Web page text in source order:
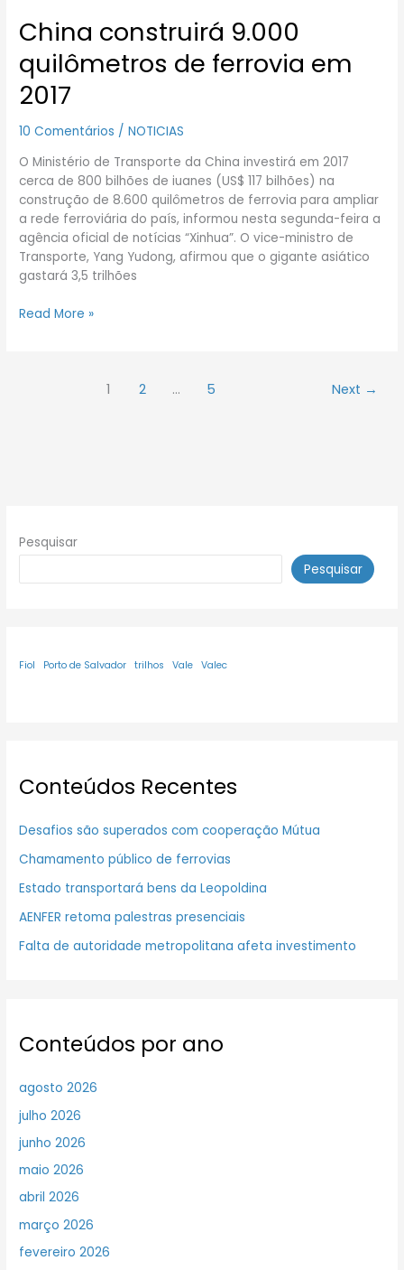
China construirá 9.000
quilômetros de ferrovia em
2017
10 Comentários /NOTICIAS
O Ministério de Transporte da China investirá em 2017
cerca de 800 bilhões de iuanes (US$ 117 bilhões) na
construção de 8.600 quilômetros de ferrovia para ampliar
a rede ferroviária do país, informou nesta segunda-feira a
agência oficial de notícias “Xinhua”. O vice-ministro de
Transporte, Yang Yudong, afirmou que o gigante asiático
gastará 3,5 trilhões
China
construirá
9.000
quilômetros
de
em
2017
Read More »
1 2 … 5 Next →
Pesquisar
Pesquisar
Fiol Porto de Salvador trilhos Vale Valec
Conteúdos Recentes
Desafios são superados com cooperação Mútua
Chamamento público de ferrovias
Estado transportará bens da Leopoldina
AENFER retoma palestras presenciais
Falta de autoridade metropolitana afeta investimento
Conteúdos por ano
agosto 2026
julho 2026
junho 2026
maio 2026
abril 2026
março 2026
fevereiro 2026